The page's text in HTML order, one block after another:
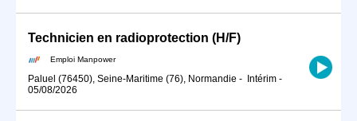
Technicien en radioprotection (H/F)
Emploi Manpower
Paluel (76450), Seine-Maritime (76), Normandie - Intérim -
05/08/2026